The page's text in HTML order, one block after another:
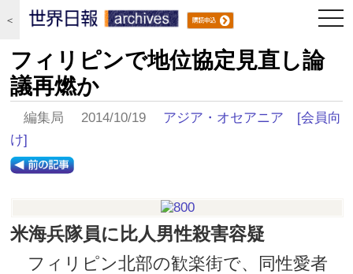
＜
フィリピンで地位協定見直し論
議再燃か
編集局 2014/10/19 アジア・オセアニア
[会員向
け]
米海兵隊員に比人男性殺害容疑
フィリピン北部の歓楽街で、同性愛者